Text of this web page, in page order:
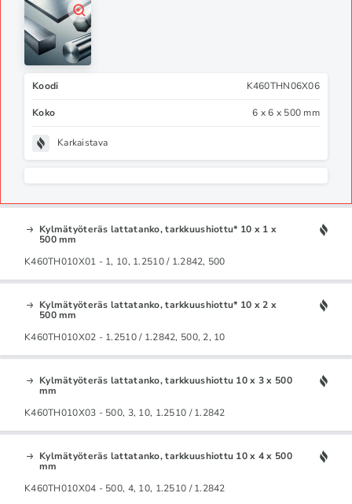
Koodi K460THN06X06
Koko 6 x 6 x 500 mm
Karkaistava
Kylmätyöteräs lattatanko, tarkkuushiottu* 10 x 1 x
500 mm
K460TH010X01 - 1, 10, 1.2510 / 1.2842, 500
Kylmätyöteräs lattatanko, tarkkuushiottu* 10 x 2 x
500 mm
K460TH010X02 - 1.2510 / 1.2842, 500, 2, 10
Kylmätyöteräs lattatanko, tarkkuushiottu 10 x 3 x 500
mm
K460TH010X03 - 500, 3, 10, 1.2510 / 1.2842
Kylmätyöteräs lattatanko, tarkkuushiottu 10 x 4 x 500
mm
K460TH010X04 - 500, 4, 10, 1.2510 / 1.2842